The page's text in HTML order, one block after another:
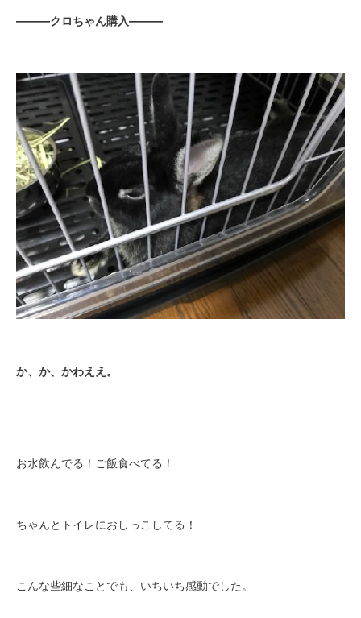
―――クロちゃん購入―――
か、か、かわええ。
お水飲んでる！ご飯食べてる！
ちゃんとトイレにおしっこしてる！
こんな些細なことでも、いちいち感動でした。